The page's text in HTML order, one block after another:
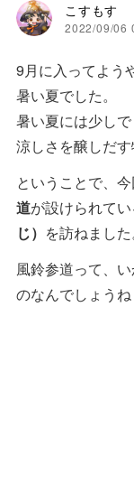
こすもす
2022/09/06
9月に入ってよう
暑い夏でした。
暑い夏には少し
涼しさを醸しだ
ということで、
道が設けられてい
じ） を訪ねました
風鈴参道って、
のなんでしょうね